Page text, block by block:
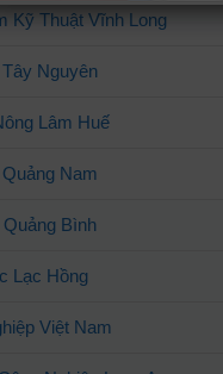
Kỹ Thuật Vĩnh Long
Nguyên
Lâm Huế
Nam
Bình
Lạc Hồng
Việt Nam